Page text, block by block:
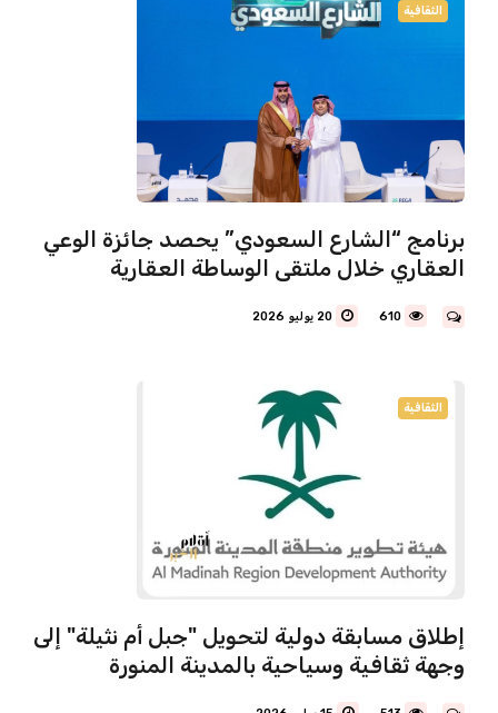
الثقافية
برنامج “الشارع السعودي” يحصد جائزة الوعي
العقاري خلال ملتقى الوساطة العقارية
610 20 يوليو 2026
الثقافية
إطلاق مسابقة دولية لتحويل "جبل أم نثيلة" إلى
وجهة ثقافية وسياحية بالمدينة المنورة